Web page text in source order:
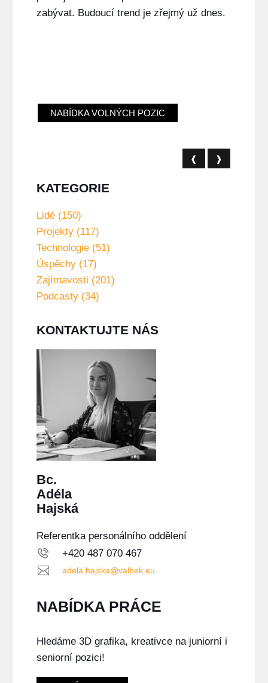
zabývat. Budoucí trend je zřejmý už dnes.
NABÍDKA VOLNÝCH POZIC
❰ ❱
KATEGORIE
Lidé (150)
Projekty (117)
Technologie (51)
Úspěchy (17)
Zajímavosti (201)
Podcasty (34)
KONTAKTUJTE NÁS
Bc.
Adéla
Hajská
Referentka personálního oddělení
+420 487 070 467
adela.hajska@valbek.eu
NABÍDKA PRÁCE
Hledáme 3D grafika, kreativce na juniorní i
seniorní pozici!